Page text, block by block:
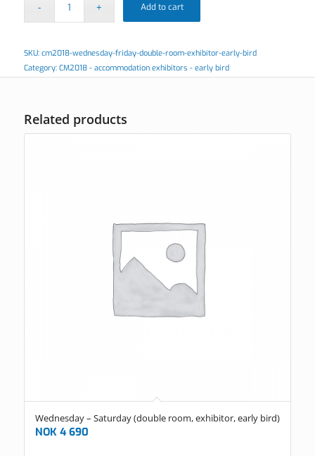
Add to cart
SKU: cm2018-wednesday-friday-double-room-exhibitor-early-bird
Category: CM2018 - accommodation exhibitors - early bird
Related products
Wednesday – Saturday (double room, exhibitor, early bird)
NOK4 690